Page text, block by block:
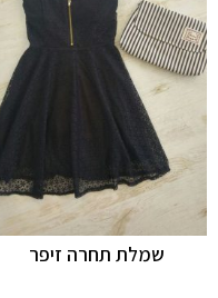
שמלת תחרה זיפר